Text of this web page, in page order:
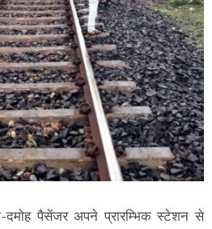
दमोह पैसेंजर अपने प्रारम्भिक स्टेशन से